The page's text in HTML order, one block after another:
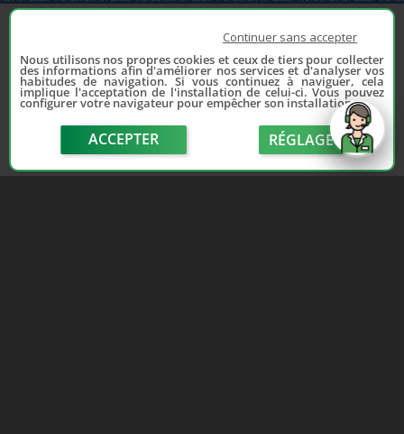
Depuis 2006, France Casse accompagne les
automobilistes dans leur recherche de pièces
d'occasion. Réparez votre auto sans vous ruiner !
Continuer sans accepter
Nous utilisons nos propres cookies et ceux de tiers pour collecter
des informations afin d'améliorer nos services et d'analyser vos
habitudes de navigation. Si vous continuez à naviguer, cela
implique l'acceptation de l'installation de celui-ci. Vous pouvez
configurer votre navigateur pour empêcher son installation.
ACCEPTER RÉGLAGE